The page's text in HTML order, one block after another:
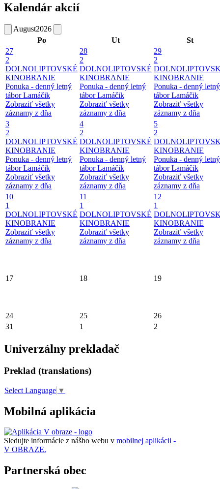
Kalendár akcií
August2026
Po
Ut
St
27
2
DOLNOLIPTOVSKÉ
KINOBRANIE
Ponuka - denný letný
tábor Lamáčik
Zobraziť všetky
záznamy z dňa
28
2
DOLNOLIPTOVSKÉ
KINOBRANIE
Ponuka - denný letný
tábor Lamáčik
Zobraziť všetky
záznamy z dňa
29
2
KINOBRANIE
Ponuka - denný letný
tábor Lamáčik
Zobraziť všetky
záznamy z dňa
3
2
DOLNOLIPTOVSKÉ
KINOBRANIE
Ponuka - denný letný
tábor Lamáčik
Zobraziť všetky
záznamy z dňa
4
2
DOLNOLIPTOVSKÉ
KINOBRANIE
Ponuka - denný letný
tábor Lamáčik
Zobraziť všetky
záznamy z dňa
5
2
KINOBRANIE
Ponuka - denný letný
tábor Lamáčik
Zobraziť všetky
záznamy z dňa
10
1
DOLNOLIPTOVSKÉ
KINOBRANIE
Zobraziť všetky
záznamy z dňa
11
1
DOLNOLIPTOVSKÉ
KINOBRANIE
Zobraziť všetky
záznamy z dňa
12
1
KINOBRANIE
Zobraziť všetky
záznamy z dňa
17 18 19
24 25
26
31
1 2
Univerzálny prekladač
Preklad (translations)
Select Language ▼
Mobilná aplikácia
Sledujte informácie z nášho webu v mobilnej aplikácii -
V OBRAZE.
Partnerská obec